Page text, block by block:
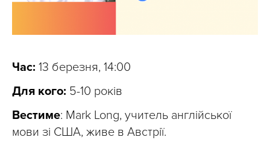
Час: 13 березня, 14:00
Для кого: 5-10 років
Вестиме: Mark Long, учитель англійської
мови зі США, живе в Австрії.